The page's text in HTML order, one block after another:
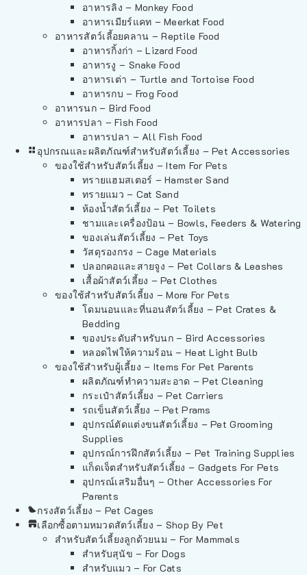
อาหารลิง – Monkey Food
อาหารเมียร์แคท – Meerkat Food
อาหารสัตว์เลี้อยคลาน – Reptile Food
อาหารกิ้งก่า – Lizard Food
อาหารงู – Snake Food
อาหารเต่า – Turtle and Tortoise Food
อาหารกบ – Frog Food
อาหารนก – Bird Food
อาหารปลา – Fish Food
อาหารปลา – All Fish Food
อุปกรณและผลิตภัณฑ์สำหรับสัตว์เลี้ยง – Pet Accessories
ของใช้สำหรับสัตว์เลี้ยง – Item For Pets
ทรายแฮมสเตอร์ – Hamster Sand
ทรายแมว – Cat Sand
ห้องน้ำสัตว์เลี้ยง – Pet Toilets
ชามและเครื่องป้อน – Bowls, Feeders & Watering
ของเล่นสัตว์เลี้ยง – Pet Toys
วัสดุรองกรง – Cage Materials
ปลอกคอและสายจูง – Pet Collars & Leashes
เสื้อผ้าสัตว์เลี้ยง – Pet Clothes
ของใช้สำหรับสัตว์เลี้ยง – More For Pets
โดมนอนและที่นอนสัตว์เลี้ยง – Pet Crates &
Bedding
ของประดับสำหรับนก – Bird Accessories
หลอดไฟให้ความร้อน – Heat Light Bulb
ของใช้สำหรับผู้เลี้ยง – Items For Pet Parents
ผลิตภัณฑ์ทำความสะอาด – Pet Cleaning
กระเป๋าสัตว์เลี้ยง – Pet Carriers
รถเข็นสัตว์เลี้ยง – Pet Prams
อุปกรณ์ตัดแต่งขนสัตว์เลี้ยง – Pet Grooming
Supplies
อุปกรณ์การฝึกสัตว์เลี้ยง – Pet Training Supplies
แก็ดเจ็ตสำหรับสัตว์เลี้ยง – Gadgets For Pets
อุปกรณ์เสริมอื่นๆ – Other Accessories For
Parents
กรงสัตว์เลี้ยง – Pet Cages
เลือกซื้อตามหมวดสัตว์เลี้ยง – Shop By Pet
สำหรับสัตว์เลี้ยงลูกด้วยนม – For Mammals
สำหรับสุนัข – For Dogs
สำหรับแมว – For Cats